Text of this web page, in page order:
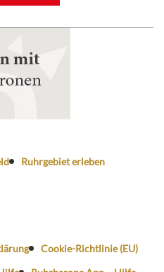
Ruhrgebiet erleben
Cookie-Richtlinie (EU)